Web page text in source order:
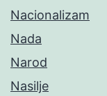
Nacionalizam
Nada
Narod
Nasilje